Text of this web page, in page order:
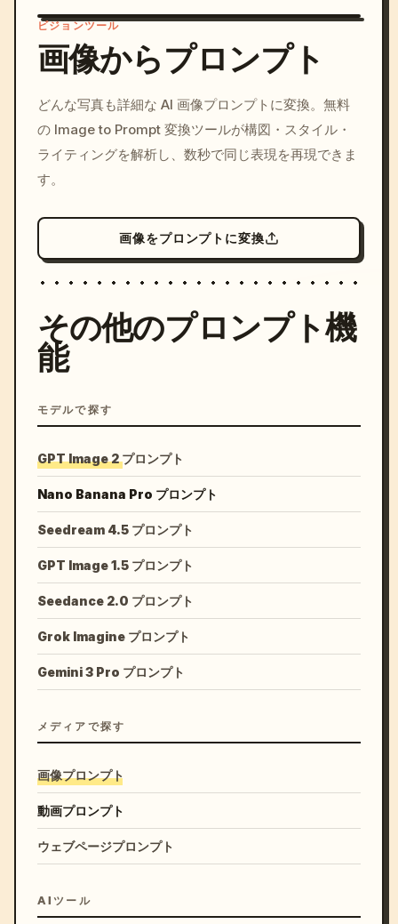
c, cyberpunk sunset, neon
colors, 8k --v 6.0
ビジョンツール
画像からプロンプト
どんな写真も詳細な AI 画像プロンプトに変換。無料
の Image to Prompt 変換ツールが構図・スタイル・
ライティングを解析し、数秒で同じ表現を再現できま
す。
画像をプロンプトに変換
その他のプロンプト機
能
モデルで探す
GPT Image 2 プロンプト
Nano Banana Pro プロンプト
Seedream 4.5 プロンプト
GPT Image 1.5 プロンプト
Seedance 2.0 プロンプト
Grok Imagine プロンプト
Gemini 3 Pro プロンプト
メディアで探す
画像プロンプト
動画プロンプト
ウェブページプロンプト
AIツール